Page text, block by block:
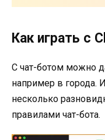
Как играть с
С чат-ботом можно
например в города.
несколько
правилами чат-бота.